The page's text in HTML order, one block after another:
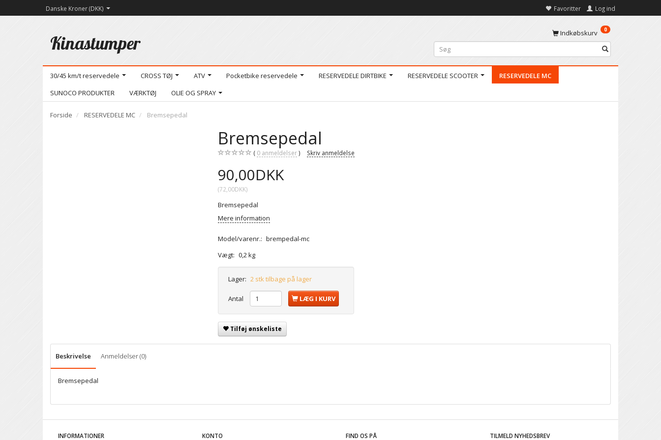
Danske Kroner (DKK) Favoritter Log ind
Kinastumper Indkøbskurv 0
30/45 km/t reservedele CROSS TØJ ATV Pocketbike reservedele RESERVEDELE DIRTBIKE RESERVEDELE SCOOTER
RESERVEDELE MC
SUNOCO PRODUKTER
VÆRKTØJ OLIE OG SPRAY
Forside RESERVEDELE MC Bremsepedal
Bremsepedal
0 anmeldelser Skriv anmeldelse
90,00DKK
(72,00DKK)
Bremsepedal
Mere information
Model/varenr.: brempedal-mc
Vægt: 0,2 kg
Lager: 2 stk tilbage på lager
Antal LÆG I KURV
Tilføj ønskeliste
Beskrivelse Anmeldelser (0)
Bremsepedal
INFORMATIONER KONTO FIND OS PÅ TILMELD NYHEDSBREV